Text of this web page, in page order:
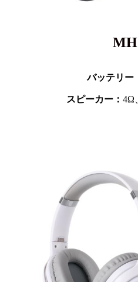
バッテリー
スピーカー： 4Ω